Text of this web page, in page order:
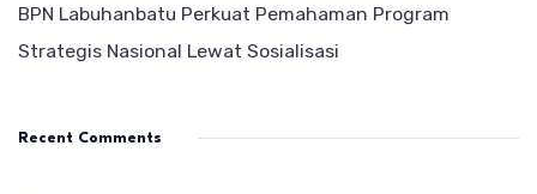
BPN Labuhanbatu Perkuat Pemahaman Program
Strategis Nasional Lewat Sosialisasi
Recent Comments